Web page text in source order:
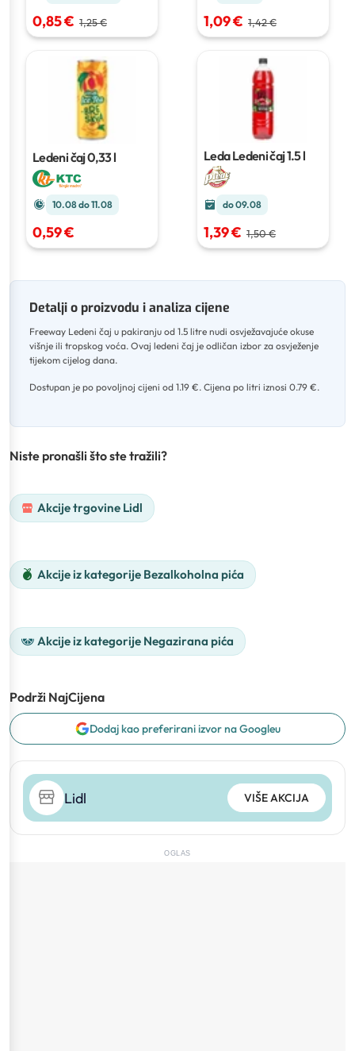
0,85 € 1,25 € 1,09 € 1,42 €
Ledeni čaj0,33 l
10.08 do 11.08
0,59 €
Leda Ledeni čaj1.5 l
do 09.08
1,39 € 1,50 €
Detalji o proizvodu i analiza cijene
Freeway Ledeni čaj u pakiranju od 1.5 litre nudi osvježavajuće okuse
višnje ili tropskog voća. Ovaj ledeni čaj je odličan izbor za osvježenje
tijekom cijelog dana.
Dostupan je po povoljnoj cijeni od 1.19 €. Cijena po litri iznosi 0.79 €.
Niste pronašli što ste tražili?
Akcije trgovine Lidl
Akcije iz kategorije Bezalkoholna pića
Akcije iz kategorije Negazirana pića
Podrži NajCijena
Dodaj kao preferirani izvor na Googleu
Lidl VIŠE AKCIJA
OGLAS